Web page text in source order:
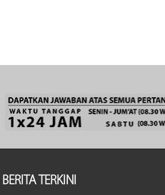
BERITA TERKINI